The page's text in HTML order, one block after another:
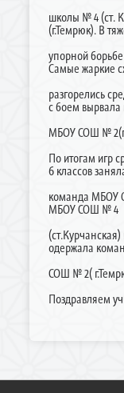
школы № 4 (ст.
(г.Темрюк). В
упорной
Самые жаркие
разгорелись
с боем
МБОУ СОШ №
По итогам игр
6 классов
команда МБОУ
МБОУ СОШ № 4
одержала
СОШ № 2(
Поздравляем